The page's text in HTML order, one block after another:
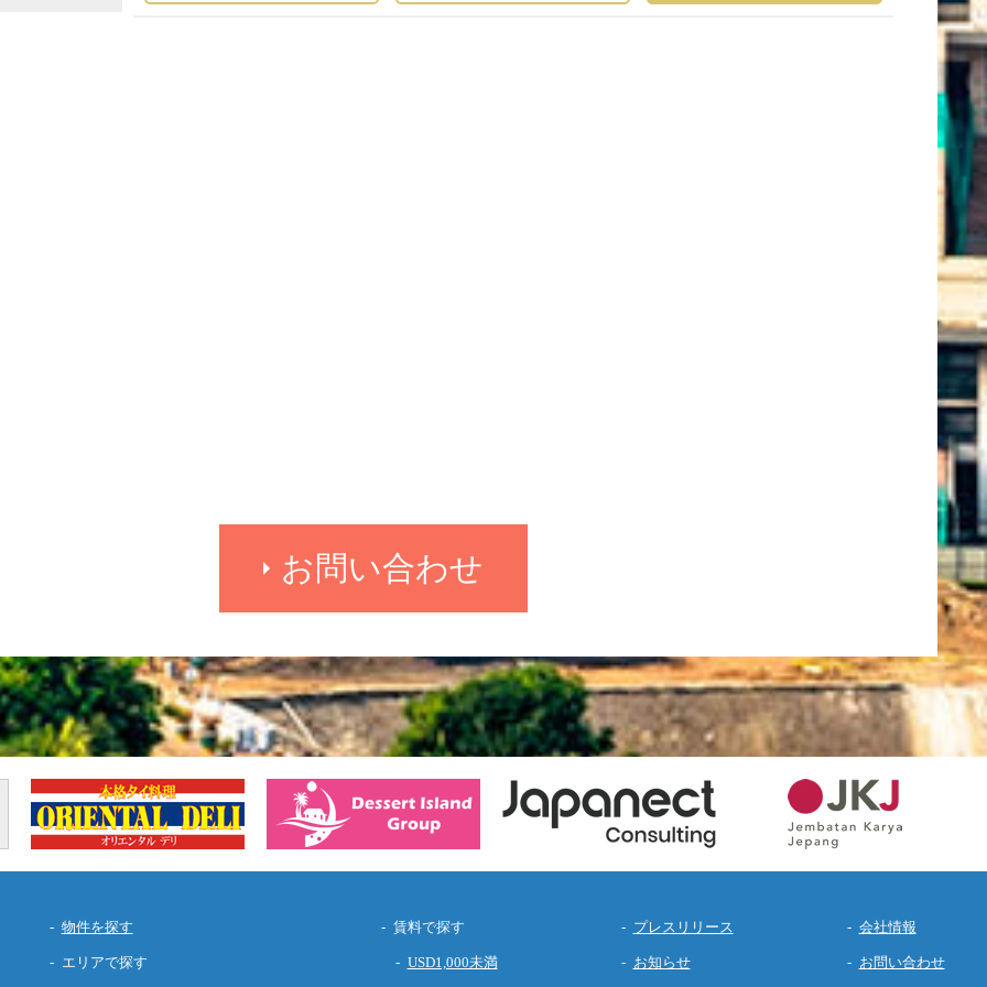
お問い合わせ
物件を探す
エリアで探す
賃料で探す
USD1,000未満
プレスリリース
お知らせ
会社情報
お問い合わせ